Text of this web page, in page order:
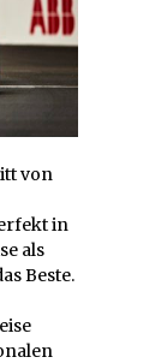
von
in
als
Beste.